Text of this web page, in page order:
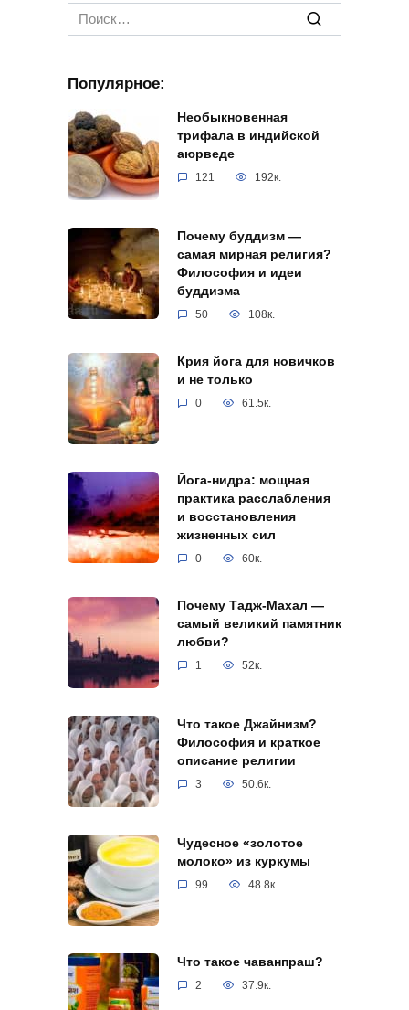
Search
for:
Популярное:
Необыкновенная
трифала в индийской
аюрведе
121 192к.
Почему буддизм —
самая мирная религия?
Философия и идеи
буддизма
50 108к.
Крия йога для новичков
и не только
0 61.5к.
Йога-нидра: мощная
практика расслабления
и восстановления
жизненных сил
0 60к.
Почему Тадж-Махал —
самый великий памятник
любви?
1 52к.
Что такое Джайнизм?
Философия и краткое
описание религии
3 50.6к.
Чудесное «золотое
молоко» из куркумы
99 48.8к.
Что такое чаванпраш?
2 37.9к.